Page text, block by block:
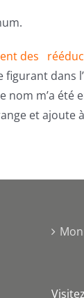
des
dans
m’a
et ajoute